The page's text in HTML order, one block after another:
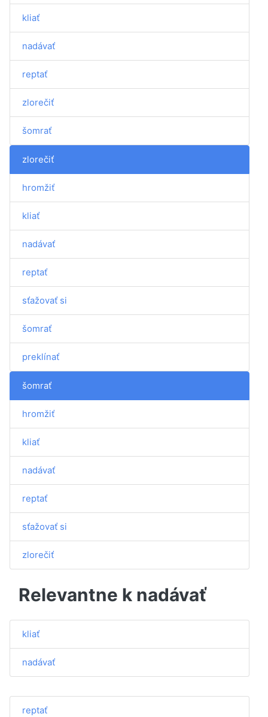
kliať
nadávať
reptať
zlorečiť
šomrať
zlorečiť
hromžiť
kliať
nadávať
reptať
sťažovať si
šomrať
preklínať
šomrať
hromžiť
kliať
nadávať
reptať
sťažovať si
zlorečiť
Relevantne k nadávať
kliať
nadávať
reptať